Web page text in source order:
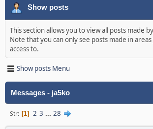
Show posts
This section allows you to view all posts made
Note that you can only see posts made in
access to.
Show posts Menu
Messages - ja5ko
Str 1 2 3 ... 28